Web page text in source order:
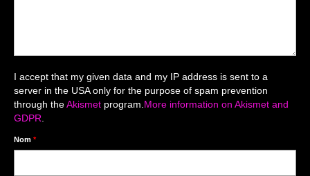
Reportages / Nature morte
Galeries Privées
séance du 25.04.26
I accept that my given data and my IP address is sent to a
server in the USA only for the purpose of spam prevention
through theAkismet program.More information on Akismet and
GDPR.
Nom *